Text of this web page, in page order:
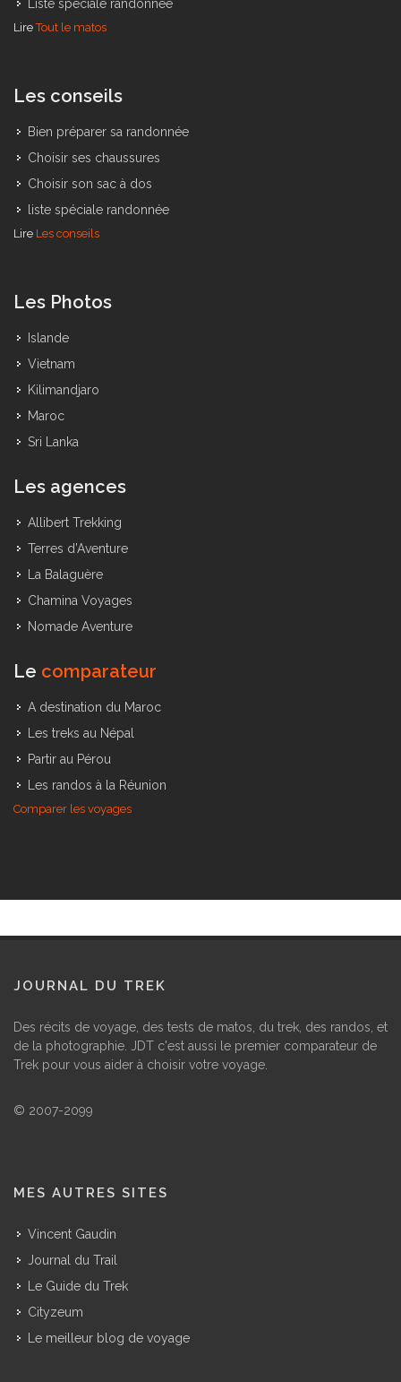
Choisir son sac à dos
Liste spéciale randonnée
Les conseils
Bien préparer sa randonnée
Choisir ses chaussures
Choisir son sac à dos
liste spéciale randonnée
Les Photos
Islande
Vietnam
Kilimandjaro
Maroc
Les agences
Allibert Trekking
Terres d’Aventure
La Balaguère
Chamina Voyages
Lecomparateur
A destination du Maroc
Les treks au Népal
Partir au Pérou
Les randos à la Réunion
JOURNAL DU TREK
Des récits de voyage, des tests de matos, du trek, des randos, et
MES AUTRES SITES
Vincent Gaudin
Journal du Trail
Le Guide du Trek
Cityzeum